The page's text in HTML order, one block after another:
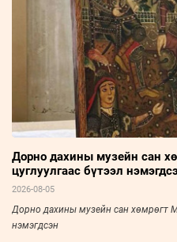
Дорно дахины музейн сан
цуглуулгаас бүтээл
2026-08-05
Дорно дахины музейн сан хөмрөгт
нэмэгдсэн